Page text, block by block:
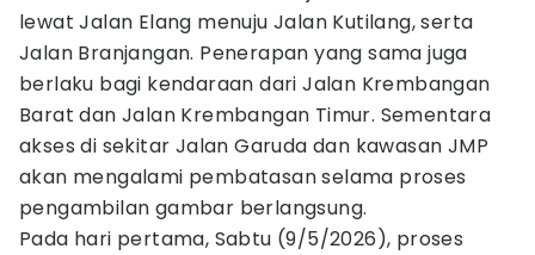
lewat Jalan Elang menuju Jalan Kutilang, serta
Jalan Branjangan. Penerapan yang sama juga
berlaku bagi kendaraan dari Jalan Krembangan
Barat dan Jalan Krembangan Timur. Sementara
akses di sekitar Jalan Garuda dan kawasan JMP
akan mengalami pembatasan selama proses
pengambilan gambar berlangsung.
Pada hari pertama, Sabtu (9/5/2026), proses